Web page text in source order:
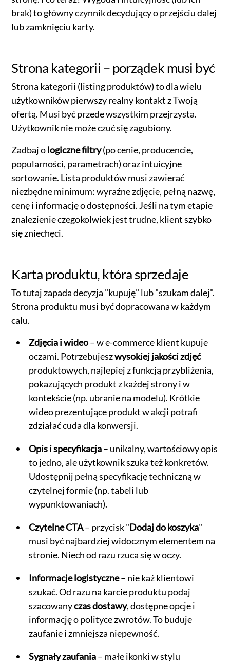
brak) to główny czynnik decydujący o przejściu dalej
lub zamknięciu karty.
Strona kategorii – porządek musi być
Strona kategorii (listing produktów) to dla wielu
użytkowników pierwszy realny kontakt z Twoją
ofertą. Musi być przede wszystkim przejrzysta.
Użytkownik nie może czuć się zagubiony.
Zadbaj ologiczne filtry(po cenie, producencie,
popularności, parametrach) oraz intuicyjne
sortowanie. Lista produktów musi zawierać
niezbędne minimum: wyraźne zdjęcie, pełną nazwę,
cenę i informację o dostępności. Jeśli na tym etapie
znalezienie czegokolwiek jest trudne, klient szybko
się zniechęci.
Karta produktu, która sprzedaje
To tutaj zapada decyzja "kupuję" lub "szukam dalej".
Strona produktu musi być dopracowana w każdym
calu.
Zdjęcia i wideo– w e-commerce klient kupuje
oczami. Potrzebujeszwysokiej jakości zdjęć
produktowych, najlepiej z funkcją przybliżenia,
pokazujących produkt z każdej strony i w
kontekście (np. ubranie na modelu). Krótkie
wideo prezentujące produkt w akcji potrafi
zdziałać cuda dla konwersji.
Opis i specyfikacja– unikalny, wartościowy opis
to jedno, ale użytkownik szuka też konkretów.
Udostępnij pełną specyfikację techniczną w
czytelnej formie (np. tabeli lub
wypunktowaniach).
Czytelne CTA– przycisk "Dodaj do koszyka"
musi być najbardziej widocznym elementem na
stronie. Niech od razu rzuca się w oczy.
Informacje logistyczne– nie każ klientowi
szukać. Od razu na karcie produktu podaj
szacowanyczas dostawy, dostępne opcje i
informację o polityce zwrotów. To buduje
zaufanie i zmniejsza niepewność.
Sygnały zaufania– małe ikonki w stylu